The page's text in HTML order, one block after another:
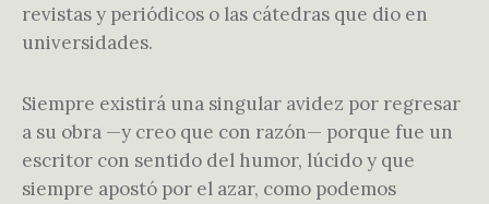
revistas y periódicos o las cátedras que dio en
universidades.
Siempre existirá una singular avidez por regresar
a su obra —y creo que con razón— porque fue un
escritor con sentido del humor, lúcido y que
siempre apostó por el azar, como podemos